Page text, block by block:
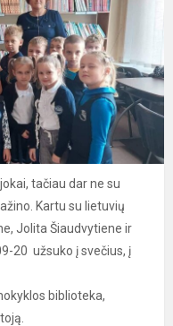
tačiau dar ne su
Kartu su lietuvių
Jolita Šiaudvytiene ir
20 užsuko į svečius, į
biblioteka,